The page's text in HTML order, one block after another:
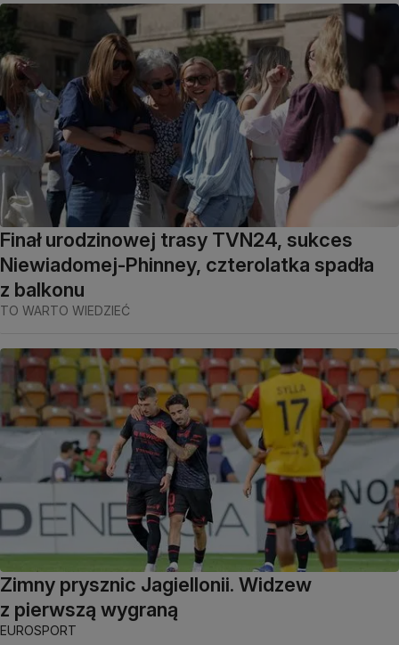
Finał urodzinowej trasy TVN24, sukces
Niewiadomej-Phinney, czterolatka spadła
z balkonu
TO WARTO WIEDZIEĆ
Zimny prysznic Jagiellonii. Widzew
z pierwszą wygraną
EUROSPORT